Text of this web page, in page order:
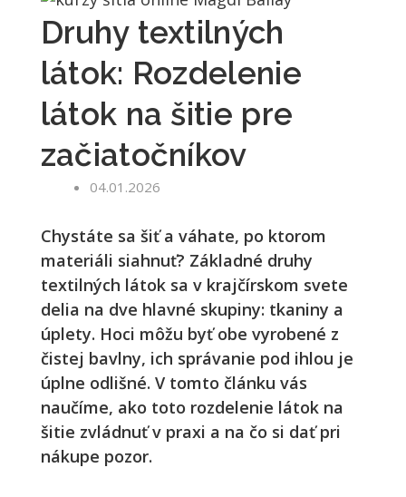
Druhy textilných
látok: Rozdelenie
látok na šitie pre
začiatočníkov
04.01.2026
Chystáte sa šiť a váhate, po ktorom
materiáli siahnuť? Základné druhy
textilných látok sa v krajčírskom svete
delia na dve hlavné skupiny: tkaniny a
úplety. Hoci môžu byť obe vyrobené z
čistej bavlny, ich správanie pod ihlou je
úplne odlišné. V tomto článku vás
naučíme, ako toto rozdelenie látok na
šitie zvládnuť v praxi a na čo si dať pri
nákupe pozor.